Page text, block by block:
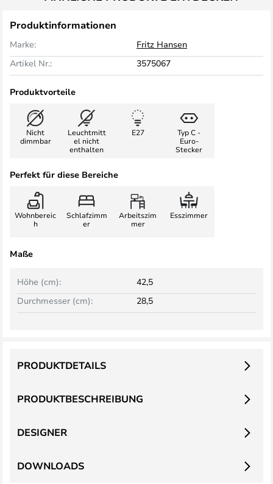
Produktinformationen
Marke:
Fritz Hansen
Artikel Nr.:
3575067
Produktvorteile
Nicht
dimmbar
Leuchtmitt
el nicht
enthalten
E27
Typ C -
Euro-
Stecker
Perfekt für diese Bereiche
Wohnbereic
h
Schlafzimm
er
Arbeitszim
mer
Esszimmer
Maße
Höhe (cm):
42,5
Durchmesser (cm):
28,5
PRODUKTBESCHREIBUNG
PRODUKTDETAILS
DESIGNER
DOWNLOADS